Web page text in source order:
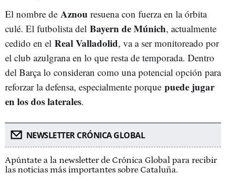
El nombre de Aznou resuena con fuerza en la órbita
culé. El futbolista del Bayern de Múnich, actualmente
cedido en el Real Valladolid, va a ser monitoreado por
el club azulgrana en lo que resta de temporada. Dentro
del Barça lo consideran como una potencial opción para
reforzar la defensa, especialmente porque puede jugar
en los dos laterales.
NEWSLETTER CRÓNICA GLOBAL
Apúntate a la newsletter de Crónica Global para recibir
las noticias más importantes sobre Cataluña.